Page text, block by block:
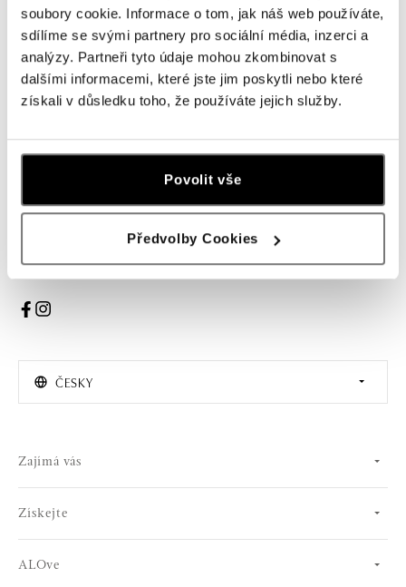
soubory cookie. Informace o tom, jak náš web používáte,
sdílíme se svými partnery pro sociální média, inzerci a
analýzy. Partneři tyto údaje mohou zkombinovat s
dalšími informacemi, které jste jim poskytli nebo které
získali v důsledku toho, že používáte jejich služby.
Povolit vše
Předvolby Cookies
Přihlaste se k odběru newsletteru
Žena
Muž
ČESKY
Zajímá vás
Získejte
ALOve